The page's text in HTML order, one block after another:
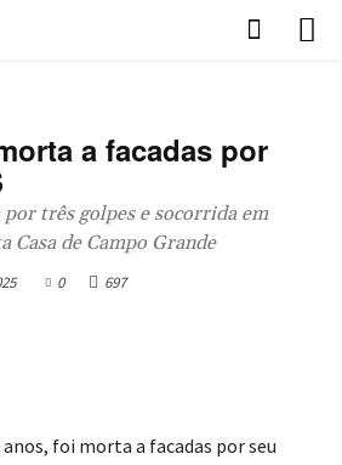
a facadas por
três golpes e socorrida em
Casa de Campo Grande
0 697
anos, foi morta a facadas por seu